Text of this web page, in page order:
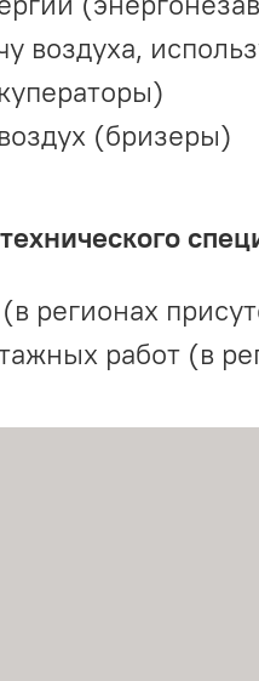
воздуха,
(бризеры)
регионах
работ (в